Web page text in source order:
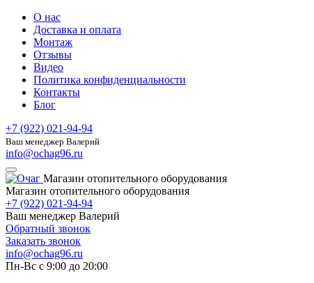
О нас
Доставка и оплата
Монтаж
Отзывы
Видео
Политика конфиденциальности
Контакты
Блог
+7 (922) 021-94-94
Ваш менеджер Валерий
info@ochag96.ru
Магазин отопительного оборудования
Магазин отопительного оборудования
+7 (922) 021-94-94
Ваш менеджер Валерий
Обратный звонок
Заказать звонок
info@ochag96.ru
Пн-Вс с 9:00 до 20:00